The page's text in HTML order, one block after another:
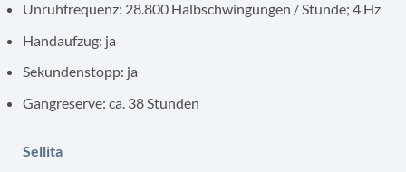
Unruhfrequenz: 28.800 Halbschwingungen / Stunde; 4 Hz
Handaufzug: ja
Sekundenstopp: ja
Gangreserve: ca. 38 Stunden
Sellita